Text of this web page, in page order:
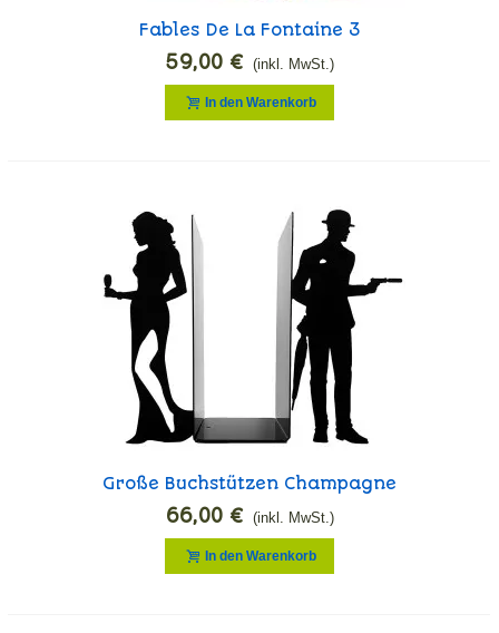
Fables De La Fontaine 3
59,00 € (inkl. MwSt.)
In den Warenkorb
Große Buchstützen Champagne
66,00 € (inkl. MwSt.)
In den Warenkorb